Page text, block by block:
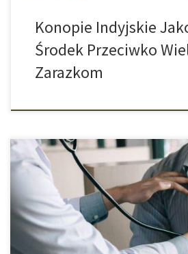
Konopie Indyjskie
Środek Przeciwko
Zarazkom
Według nowych badań, regularne
może zmienić strukturę serca i osłabić
Queen Mary University w Londynie
rezonansu magnetycznego, który
Znaleźli oni związek między regularnym